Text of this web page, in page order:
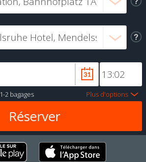
1-2 bagages Plus d'options